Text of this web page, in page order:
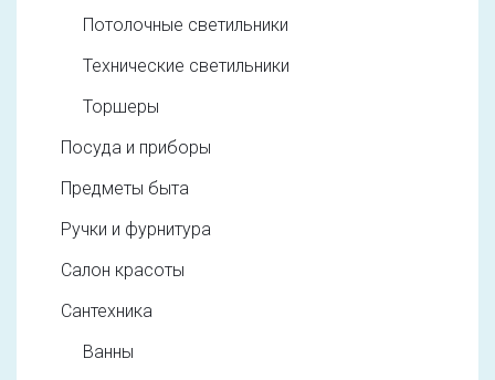
Потолочные светильники
Технические светильники
Торшеры
Посуда и приборы
Предметы быта
Ручки и фурнитура
Салон красоты
Сантехника
Ванны